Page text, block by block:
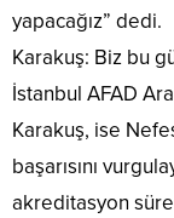
yapacağız” dedi.
Karakuş: Biz bu
İstanbul AFAD
Karakuş, ise
başarısını
akreditasyon